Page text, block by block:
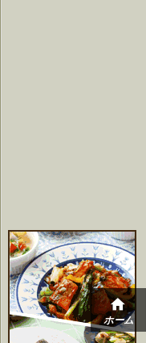

ホーム